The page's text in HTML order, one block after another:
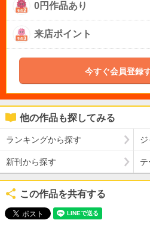
0円作品あり
来店ポイント
今すぐ会員登録
他の作品も探してみる
ランキングから探す
新刊から探す
この作品を共有する